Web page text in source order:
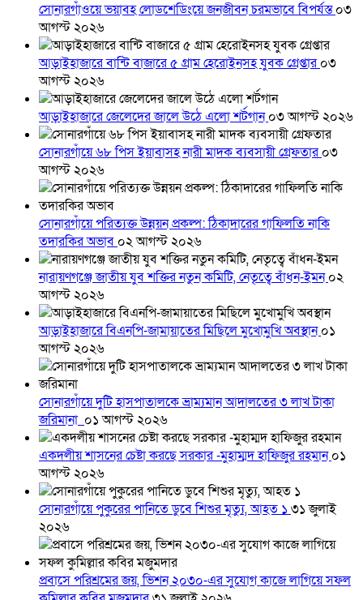
সোনারগাঁওয়ে ভয়াবহ লোডশেডিংয়ে জনজীবন চরমভাবে বিপর্যস্ত০৩
আগস্ট ২০২৬
আড়াইহাজারে বান্টি বাজারে ৫ গ্রাম হেরোইনসহ যুবক গ্রেপ্তার০৩
আগস্ট ২০২৬
আড়াইহাজারে জেলেদের জালে উঠে এলো শর্টগান০৩ আগস্ট ২০২৬
সোনারগাঁয়ে ৬৮ পিস ইয়াবাসহ নারী মাদক ব্যবসায়ী গ্রেফতার০৩
আগস্ট ২০২৬
সোনারগাঁয়ে পরিত্যক্ত উন্নয়ন প্রকল্প: ঠিকাদারের গাফিলতি নাকি
তদারকির অভাব ০২ আগস্ট ২০২৬
নারায়ণগঞ্জে জাতীয় যুব শক্তির নতুন কমিটি, নেতৃত্বে বাঁধন-ইমন০২
আগস্ট ২০২৬
আড়াইহাজারে বিএনপি-জামায়াতের মিছিলে মুখোমুখি অবস্থান০১
আগস্ট ২০২৬
সোনারগাঁয়ে দুটি হাসপাতালকে ভ্রাম্যমান আদালতের ৩ লাখ টাকা
জরিমানা ০১ আগস্ট ২০২৬
একদলীয় শাসনের চেষ্টা করছে সরকার -মুহাম্মদ হাফিজুর রহমান০১
আগস্ট ২০২৬
সোনারগাঁয়ে পুকুরের পানিতে ডুবে শিশুর মৃত্যু, আহত ১ ৩১ জুলাই
২০২৬
প্রবাসে পরিশ্রমের জয়, ভিশন ২০৩০-এর সুযোগ কাজে লাগিয়ে সফল